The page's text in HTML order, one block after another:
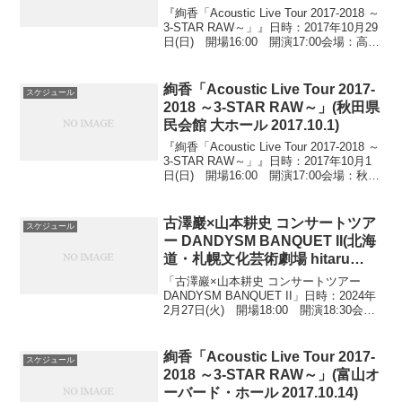
ル 2017.10.29)
『絢香「Acoustic Live Tour 2017-2018 ～
3-STAR RAW～」』日時：2017年10月29
日(日) 開場16:00 開演17:00会場：高知
スケジュール
絢香「Acoustic Live Tour 2017-
2018 ～3-STAR RAW～」(秋田県
民会館 大ホール 2017.10.1)
『絢香「Acoustic Live Tour 2017-2018 ～
3-STAR RAW～」』日時：2017年10月1
日(日) 開場16:00 開演17:00会場：秋田
スケジュール
古澤巖×山本耕史 コンサートツア
ー DANDYSM BANQUET II(北海
道・札幌⽂化芸術劇場 hitaru
2024.2.27)
「古澤巖×山本耕史 コンサートツアー
DANDYSM BANQUET II」日時：2024年
2月27日(火) 開場18:00 開演18:30会
谷哲(音楽...
スケジュール
絢香「Acoustic Live Tour 2017-
2018 ～3-STAR RAW～」(富山オ
ーバード・ホール 2017.10.14)